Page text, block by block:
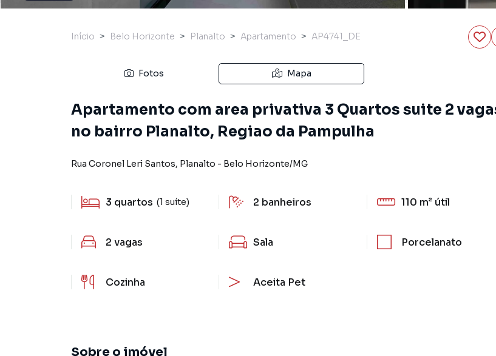
Início Belo Horizonte Planalto Apartamento AP4741_DE
Fotos Mapa
Apartamento com area privativa 3 Quartos suite 2
no bairro Planalto, Regiao da Pampulha
Rua Coronel Leri Santos, Planalto - Belo Horizonte/MG
3 quartos (1 suíte) 2 banheiros 110 m² útil
2 vagas Sala Porcelanato
Cozinha Aceita Pet
Sobre o imóvel